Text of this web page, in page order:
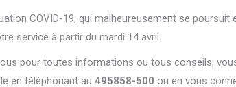
COVID-19, qui malheureusement se
service à partir du mardi 14 avril.
pour toutes informations ou tous conseils,
en téléphonant au 495858-500 ou en vous